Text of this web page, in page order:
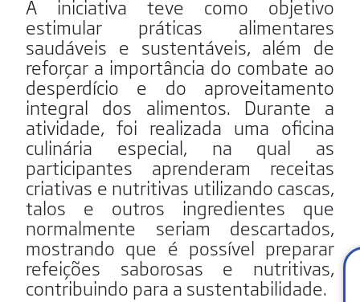
A iniciativa teve como objetivo
estimular práticas alimentares
saudáveis e sustentáveis, além de
reforçar a importância do combate ao
desperdício e do aproveitamento
integral dos alimentos. Durante a
atividade, foi realizada uma oficina
culinária especial, na qual as
participantes aprenderam receitas
criativas e nutritivas utilizando cascas,
talos e outros ingredientes que
normalmente seriam descartados,
mostrando que é possível preparar
refeições saborosas e nutritivas,
contribuindo para a sustentabilidade.